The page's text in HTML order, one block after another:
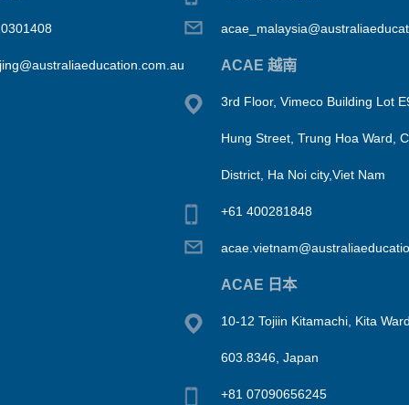
ACAE 越南
3rd Floor, Vimeco Building Lot
Hung Street, Trung Hoa Ward,
District, Ha Noi city,Viet Nam
+61 400281848
ACAE 日本
10-12 Tojiin Kitamachi, Kita
603.8346, Japan
+81 07090656245